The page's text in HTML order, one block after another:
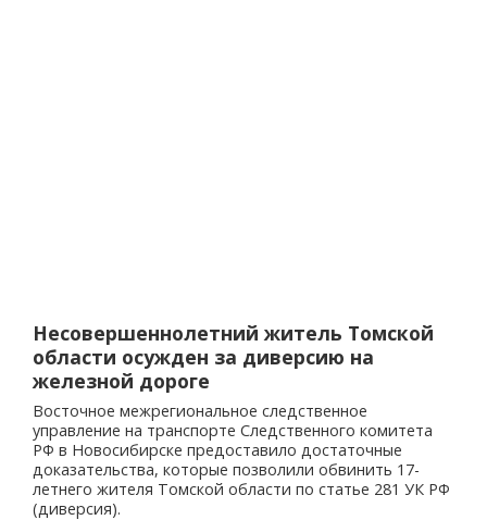
Несовершеннолетний житель Томской
области осужден за диверсию на
железной дороге
Восточное межрегиональное следственное
управление на транспорте Следственного комитета
РФ в Новосибирске предоставило достаточные
доказательства, которые позволили обвинить 17-
летнего жителя Томской области по статье 281 УК РФ
(диверсия).